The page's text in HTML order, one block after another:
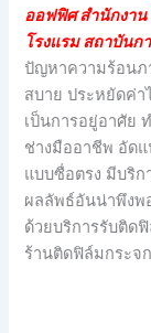
ออฟฟิศ สำนักงาน
โรงแรม สถาบัน
ปัญหาความร้อนภ
สบาย ประหยัดค่
เป็นการอยู่อาศัย
ช่างมืออาชีพ อัด
แบบซื่อตรง มีบริ
ผลลัพธ์อันน่าพึงพ
ด้วยบริการรับติด
ร้านติดฟิล์มกระจ